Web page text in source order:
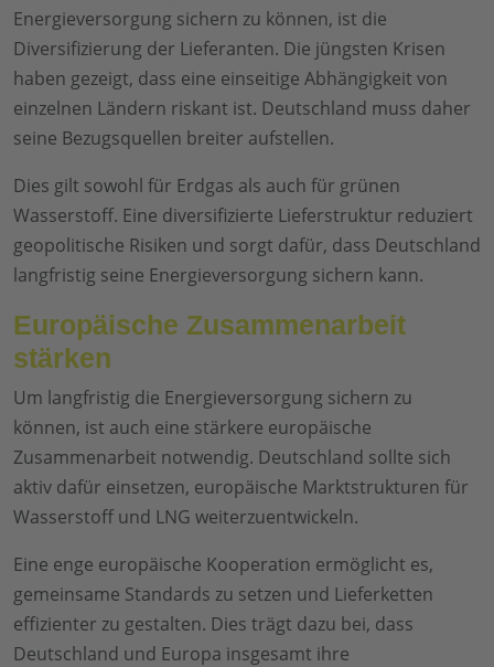
Energieversorgung sichern zu können, ist die
Diversifizierung der Lieferanten. Die jüngsten Krisen
haben gezeigt, dass eine einseitige Abhängigkeit von
einzelnen Ländern riskant ist. Deutschland muss daher
seine Bezugsquellen breiter aufstellen.
Dies gilt sowohl für Erdgas als auch für grünen
Wasserstoff. Eine diversifizierte Lieferstruktur reduziert
geopolitische Risiken und sorgt dafür, dass Deutschland
langfristig seine Energieversorgung sichern kann.
Europäische Zusammenarbeit
stärken
Um langfristig die Energieversorgung sichern zu
können, ist auch eine stärkere europäische
Zusammenarbeit notwendig. Deutschland sollte sich
aktiv dafür einsetzen, europäische Marktstrukturen für
Wasserstoff und LNG weiterzuentwickeln.
Eine enge europäische Kooperation ermöglicht es,
gemeinsame Standards zu setzen und Lieferketten
effizienter zu gestalten. Dies trägt dazu bei, dass
Deutschland und Europa insgesamt ihre